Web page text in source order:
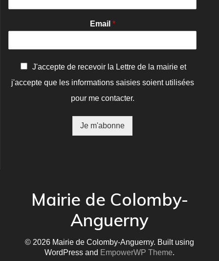
Email *
n
J'accepte de recevoir la Lettre de la mairie et
j'accepte que les informations saisies soient utilisées
pour me contacter.
Je m'abonne
Mairie de Colomby-
Anguerny
© 2026 Mairie de Colomby-Anguerny. Built using
WordPress and EmpowerWP Theme.